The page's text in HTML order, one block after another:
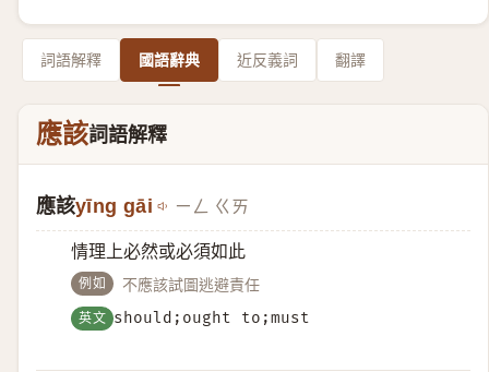
詞語解釋 國語辭典 近反義詞 翻譯
應該詞語解釋
應該yīng gāi ㄧㄥ ㄍㄞ
情理上必然或必須如此
例如 不應該試圖逃避責任
英文 should;ought to;must